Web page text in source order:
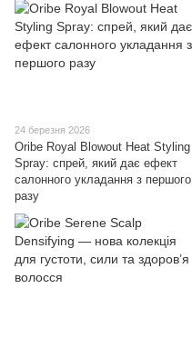
24 березня 2026
Oribe Royal Blowout Heat Styling
Spray: спрей, який дає ефект
салонного укладання з першого
разу